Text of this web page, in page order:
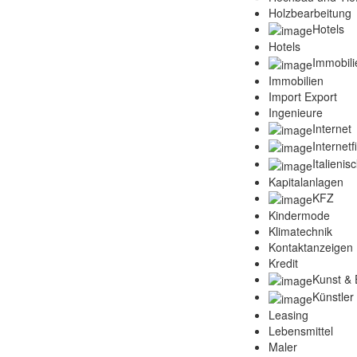
Holzbearbeitung
Hotels
Hotels
Immobilien
Import Export
Ingenieure
Internet
Kapitalanlagen
KFZ
Kindermode
Klimatechnik
Kontaktanzeigen
Kredit
Kunst &
Künstler
Leasing
Lebensmittel
Maler